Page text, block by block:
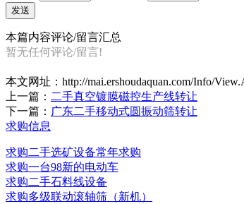
本篇内容评论/留言汇总
暂无任何评论/留言!
本文网址： http://mai.ershoudaquan.com/Info/
上一篇： 二手真空镀膜磁控生产线转让
下一篇： 广东二手移动式圆振动筛转让
求购信息
求购二手选矿设备常年求购
求购一台98新的电动车
求购二手石料线设备
求购多级联动滚轴筛（新机）